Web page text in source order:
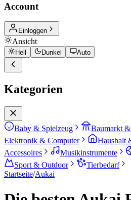
Account
Einloggen
Ansicht
Hell Dunkel Auto
Kategorien
Baby & Spielzeug Baumarkt
Elektronik & Computer
Haushalt
Accessoires
Musikinstrumente
Sport & Outdoor
Tierbedarf
Startseite/Aukai